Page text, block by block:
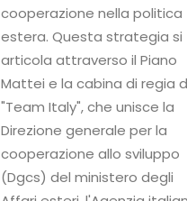
cooperazione nella politica
estera. Questa strategia si
articola attraverso il Piano
Mattei e la cabina di regia
"Team Italy", che unisce la
Direzione generale per la
cooperazione allo sviluppo
(Dgcs) del ministero degli